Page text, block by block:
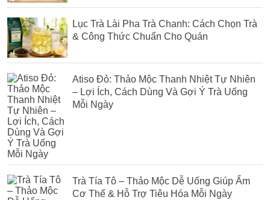
Lục Trà Lài Pha Trà Chanh: Cách Chọn Trà
& Công Thức Chuẩn Cho Quán
Atiso Đỏ: Thảo Mộc Thanh Nhiệt Tự Nhiên
– Lợi Ích, Cách Dùng Và Gợi Ý Trà Uống
Mỗi Ngày
Trà Tía Tô – Thảo Mộc Dễ Uống Giúp Ấm
Cơ Thể & Hỗ Trợ Tiêu Hóa Mỗi Ngày